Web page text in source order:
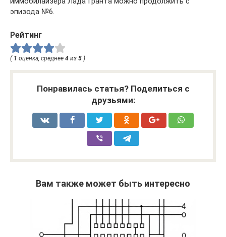
эпизода №6.
Рейтинг
( 1 оценка, среднее 4 из 5 )
Понравилась статья? Поделиться с
друзьями:
Вам также может быть интересно